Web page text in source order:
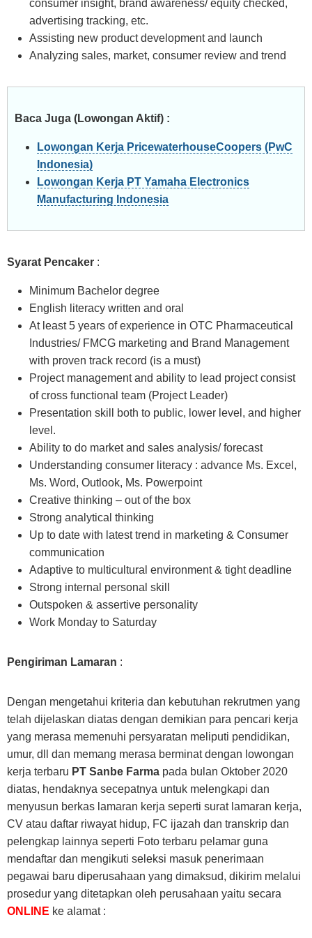
consumer insight, brand awareness/ equity checked,
advertising tracking, etc.
Assisting new product development and launch
Analyzing sales, market, consumer review and trend
Baca Juga (Lowongan Aktif) :
Lowongan Kerja PricewaterhouseCoopers (PwC
Indonesia)
Lowongan Kerja PT Yamaha Electronics
Manufacturing Indonesia
Syarat Pencaker :
Minimum Bachelor degree
English literacy written and oral
At least 5 years of experience in OTC Pharmaceutical
Industries/ FMCG marketing and Brand Management
with proven track record (is a must)
Project management and ability to lead project consist
of cross functional team (Project Leader)
Presentation skill both to public, lower level, and higher
level.
Ability to do market and sales analysis/ forecast
Understanding consumer literacy : advance Ms. Excel,
Ms. Word, Outlook, Ms. Powerpoint
Creative thinking – out of the box
Strong analytical thinking
Up to date with latest trend in marketing & Consumer
communication
Adaptive to multicultural environment & tight deadline
Strong internal personal skill
Outspoken & assertive personality
Work Monday to Saturday
Pengiriman Lamaran :
Dengan mengetahui kriteria dan kebutuhan rekrutmen yang
telah dijelaskan diatas dengan demikian para pencari kerja
yang merasa memenuhi persyaratan meliputi pendidikan,
umur, dll dan memang merasa berminat dengan lowongan
kerja terbaru PT Sanbe Farma pada bulan Oktober 2020
diatas, hendaknya secepatnya untuk melengkapi dan
menyusun berkas lamaran kerja seperti surat lamaran kerja,
CV atau daftar riwayat hidup, FC ijazah dan transkrip dan
pelengkap lainnya seperti Foto terbaru pelamar guna
mendaftar dan mengikuti seleksi masuk penerimaan
pegawai baru diperusahaan yang dimaksud, dikirim melalui
prosedur yang ditetapkan oleh perusahaan yaitu secara
ONLINE ke alamat :